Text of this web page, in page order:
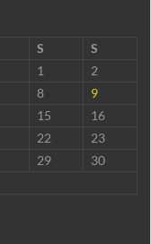
S
S
1
2
8
9
15
16
22
23
29
30